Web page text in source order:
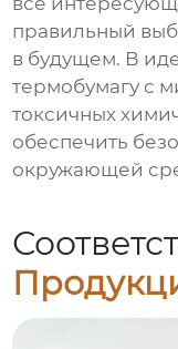
правильный
в будущем. В
термобумагу с
токсичных
обеспечить
окружающей